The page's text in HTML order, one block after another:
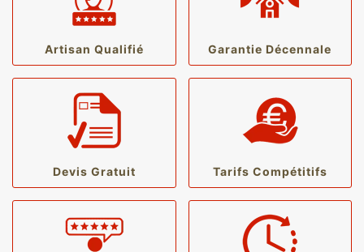
Artisan Qualifié Garantie Décennale
Devis Gratuit Tarifs Compétitifs